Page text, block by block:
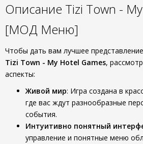
Описание Tizi Town -
[МОД Меню]
Чтобы дать вам лучшее
Tizi Town - My Hotel Games,
аспекты:
Живой мир: Игра создана в
где вас ждут разнообразные
события.
Интуитивно понятный
управление и понятные меню